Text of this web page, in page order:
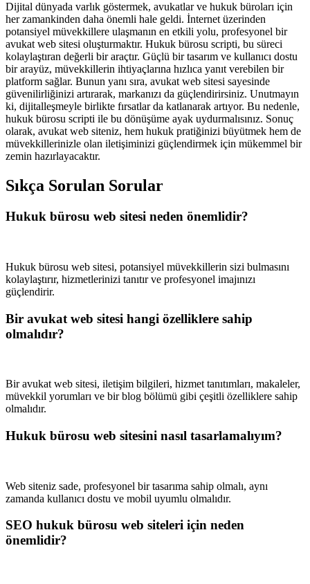
Dijital dünyada varlık göstermek, avukatlar ve hukuk büroları için
her zamankinden daha önemli hale geldi. İnternet üzerinden
potansiyel müvekkillere ulaşmanın en etkili yolu, profesyonel bir
avukat web sitesi oluşturmaktır. Hukuk bürosu scripti, bu süreci
kolaylaştıran değerli bir araçtır. Güçlü bir tasarım ve kullanıcı dostu
bir arayüz, müvekkillerin ihtiyaçlarına hızlıca yanıt verebilen bir
platform sağlar. Bunun yanı sıra, avukat web sitesi sayesinde
güvenilirliğinizi artırarak, markanızı da güçlendirirsiniz. Unutmayın
ki, dijitalleşmeyle birlikte fırsatlar da katlanarak artıyor. Bu nedenle,
hukuk bürosu scripti ile bu dönüşüme ayak uydurmalısınız. Sonuç
olarak, avukat web siteniz, hem hukuk pratiğinizi büyütmek hem de
müvekkillerinizle olan iletişiminizi güçlendirmek için mükemmel bir
zemin hazırlayacaktır.
Sıkça Sorulan Sorular
Hukuk bürosu web sitesi neden önemlidir?
Hukuk bürosu web sitesi, potansiyel müvekkillerin sizi bulmasını
kolaylaştırır, hizmetlerinizi tanıtır ve profesyonel imajınızı
güçlendirir.
Bir avukat web sitesi hangi özelliklere sahip
olmalıdır?
Bir avukat web sitesi, iletişim bilgileri, hizmet tanıtımları, makaleler,
müvekkil yorumları ve bir blog bölümü gibi çeşitli özelliklere sahip
olmalıdır.
Hukuk bürosu web sitesini nasıl tasarlamalıyım?
Web siteniz sade, profesyonel bir tasarıma sahip olmalı, aynı
zamanda kullanıcı dostu ve mobil uyumlu olmalıdır.
SEO hukuk bürosu web siteleri için neden
önemlidir?